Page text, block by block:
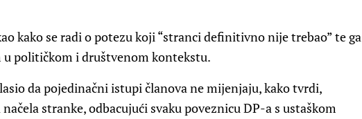
kako se radi o potezu koji “stranci definitivno nije trebao” te ga
u političkom i društvenom kontekstu.
da pojedinačni istupi članova ne mijenjaju, kako tvrdi,
stranke, odbacujući svaku poveznicu DP-a s ustaškom